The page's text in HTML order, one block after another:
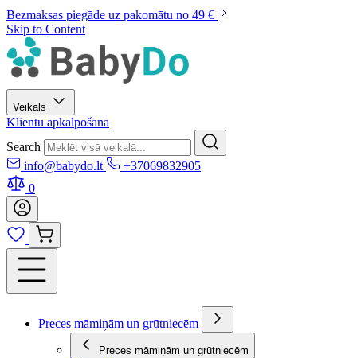
Bezmaksas piegāde uz pakomātu no 49 €
Skip to Content
Veikals
Klientu apkalpošana
Search
info@babydo.lt
+37069832905
0
Preces māmiņām un grūtniecēm
Preces māmiņām un grūtniecēm